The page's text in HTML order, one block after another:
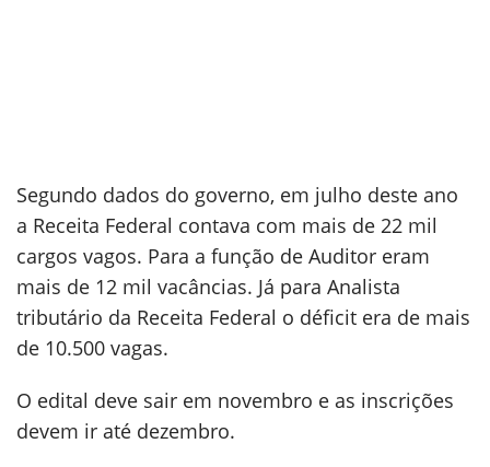
Segundo dados do governo, em julho deste ano
a Receita Federal contava com mais de 22 mil
cargos vagos. Para a função de Auditor eram
mais de 12 mil vacâncias. Já para Analista
tributário da Receita Federal o déficit era de mais
de 10.500 vagas.
O edital deve sair em novembro e as inscrições
devem ir até dezembro.